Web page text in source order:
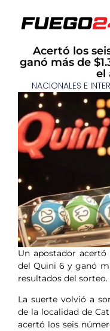
Acertó los
ganó más de
el
NACIONALES E
Un apostador acertó
del Quini 6 y ganó
resultados del sorteo.
La suerte volvió a
de la localidad de
acertó los seis